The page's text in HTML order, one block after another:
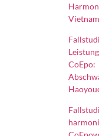
Vietnam